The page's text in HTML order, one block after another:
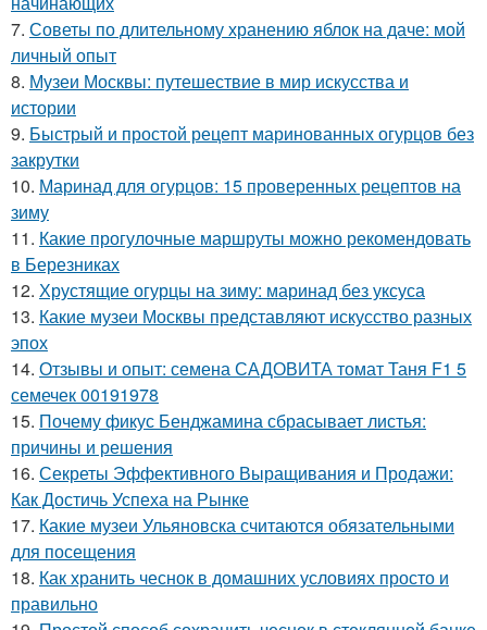
7. Советы по длительному хранению яблок на даче: мой
личный опыт
8. Музеи Москвы: путешествие в мир искусства и
истории
9. Быстрый и простой рецепт маринованных огурцов без
закрутки
10. Маринад для огурцов: 15 проверенных рецептов на
зиму
11. Какие прогулочные маршруты можно рекомендовать
в Березниках
12. Хрустящие огурцы на зиму: маринад без уксуса
13. Какие музеи Москвы представляют искусство разных
эпох
14. Отзывы и опыт: семена САДОВИТА томат Таня F1 5
семечек 00191978
15. Почему фикус Бенджамина сбрасывает листья:
причины и решения
16. Секреты Эффективного Выращивания и Продажи:
Как Достичь Успеха на Рынке
17. Какие музеи Ульяновска считаются обязательными
для посещения
18. Как хранить чеснок в домашних условиях просто и
правильно